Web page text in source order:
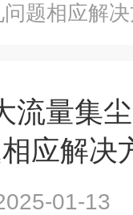
题相应解
流量集
应解决
2025-01-